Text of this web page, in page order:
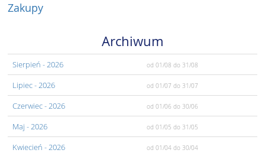
Zakupy
Archiwum
Sierpień - 2026 od 01/08 do 31/08
Lipiec- 2026 od 01/07 do 31/07
Czerwiec- 2026 od 01/06 do 30/06
Maj - 2026 od 01/05 do 31/05
Kwiecień - 2026 od 01/04 do 30/04